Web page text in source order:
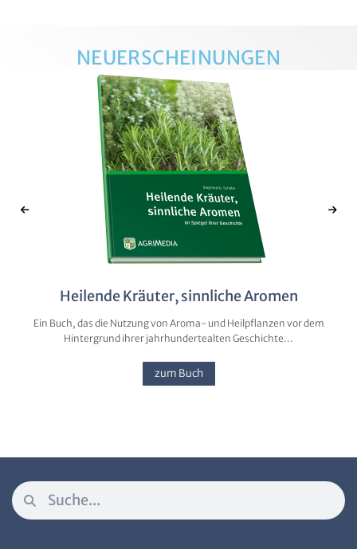
NEUERSCHEINUNGEN
Heilende Kräuter, sinnliche Aromen
Ein Buch, das die Nutzung von Aroma- und Heilpflanzen vor dem
Hintergrund ihrer jahrhundertealten Geschichte...
zum Buch